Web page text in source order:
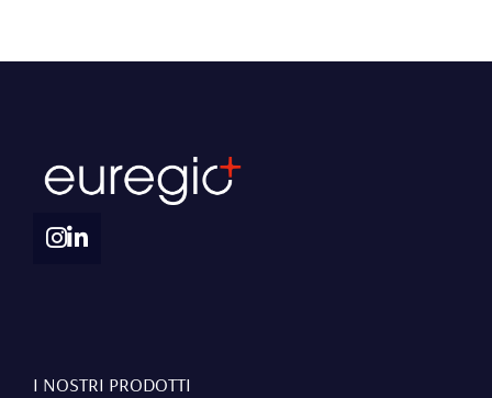
I NOSTRI PRODOTTI